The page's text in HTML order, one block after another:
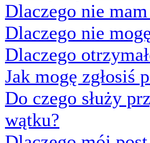
Dlaczego nie
Dlaczego nie
Dlaczego
Jak mogę zgłosiś
Do czego służy
wątku?